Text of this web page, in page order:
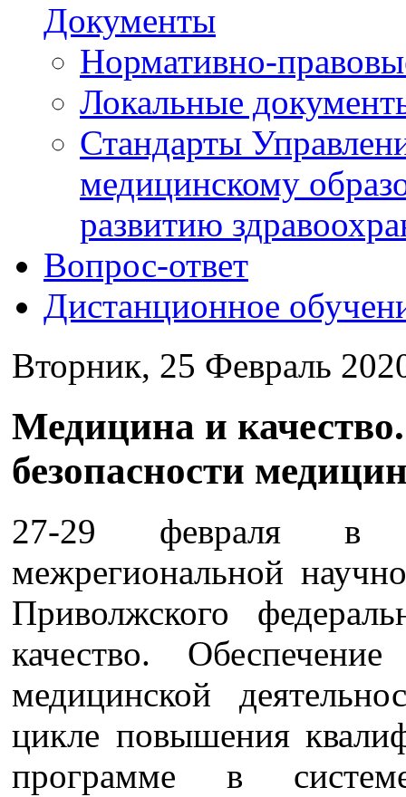
Документы
Нормативно-
Локальные
Стандарты
медицинскому
развитию
Вопрос-ответ
Дистанционное
Вторник, 25 Февраль
Медицина и
безопасности
27-29 февраля в
межрегиональной
Приволжского
качество.
медицинской
цикле повышения
программе в